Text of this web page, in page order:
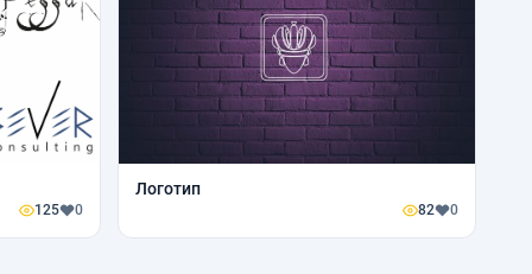
125 0
Логотип
82 0